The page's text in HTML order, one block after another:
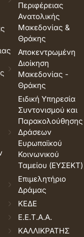
Περιφέρειας
Ανατολικής
Μακεδονίας &
Θράκης
Αποκεντρωμένη
Διοίκηση
Μακεδονίας -
Θράκης
Ειδική Υπηρεσία
Συντονισμού και
Παρακολούθησης
Δράσεων
Ευρωπαϊκού
Κοινωνικού
Ταμείου (ΕΥΣΕΚΤ)
Επιμελητήριο
Δράμας
ΚΕΔΕ
Ε.Ε.Τ.Α.Α.
ΚΑΛΛΙΚΡΑΤΗΣ